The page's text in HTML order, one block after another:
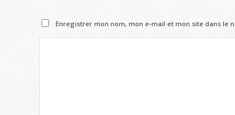
Enregistrer mon nom, mon e-mail et mon site dans le